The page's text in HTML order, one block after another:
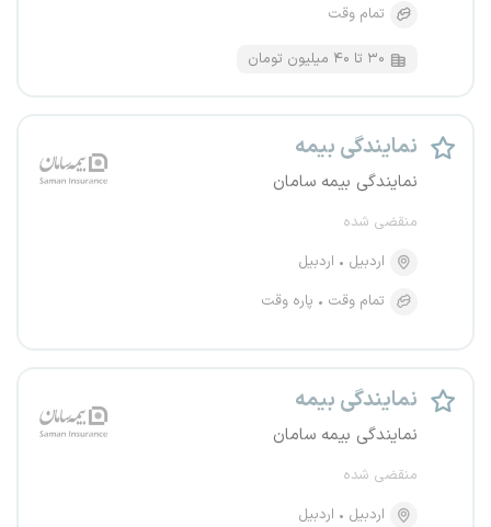
تمام وقت
۳۰ تا ۴۰ میلیون تومان
نمایندگی بیمه
نمایندگی بیمه سامان
منقضی شده
اردبیل
اردبیل
تمام وقت
پاره وقت
نمایندگی بیمه
نمایندگی بیمه سامان
منقضی شده
اردبیل
اردبیل